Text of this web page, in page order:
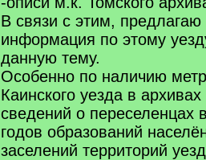
В связи с этим,
информация по этому
данную тему.
Особенно по наличию
Каинского уезда в
сведений о переселенцах
годов образований
заселений территорий